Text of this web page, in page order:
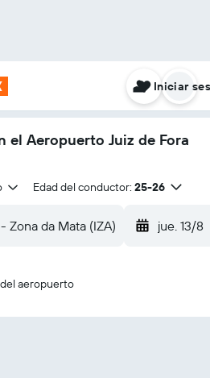
Iniciar
el Aeropuerto Juiz de Fora
Edad del conductor: 25-26
Zona da Mata (IZA) jue. 13/8
aeropuerto